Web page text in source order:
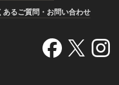
あるご質問・お問い合わせ